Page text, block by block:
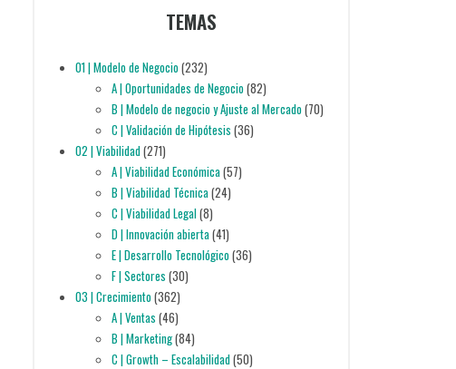
TEMAS
01 | Modelo de Negocio(232)
A | Oportunidades de Negocio(82)
B | Modelo de negocio y Ajuste al Mercado(70)
C | Validación de Hipótesis (36)
02 | Viabilidad(271)
A | Viabilidad Económica(57)
B | Viabilidad Técnica(24)
C | Viabilidad Legal(8)
D | Innovación abierta(41)
E | Desarrollo Tecnológico(36)
F | Sectores (30)
03 | Crecimiento(362)
A | Ventas (46)
B | Marketing(84)
C | Growth – Escalabilidad(50)